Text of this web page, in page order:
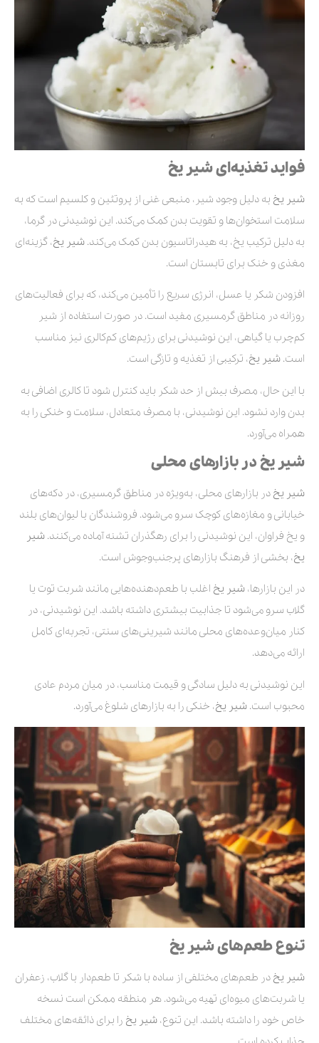
فواید تغذیه‌ای شیر یخ
شیر یخ به دلیل وجود شیر، منبعی غنی از پروتئین و کلسیم است که به
سلامت استخوان‌ها و تقویت بدن کمک می‌کند. این نوشیدنی در گرما،
به دلیل ترکیب یخ، به هیدراتاسیون بدن کمک می‌کند. شیر یخ، گزینه‌ای
مغذی و خنک برای تابستان است.
افزودن شکر یا عسل، انرژی سریع را تأمین می‌کند، که برای فعالیت‌های
روزانه در مناطق گرمسیری مفید است. در صورت استفاده از شیر
کم‌چرب یا گیاهی، این نوشیدنی برای رژیم‌های کم‌کالری نیز مناسب
است. شیر یخ، ترکیبی از تغذیه و تازگی است.
با این حال، مصرف بیش از حد شکر باید کنترل شود تا کالری اضافی به
بدن وارد نشود. این نوشیدنی، با مصرف متعادل، سلامت و خنکی را به
همراه می‌آورد.
شیر یخ در بازارهای محلی
شیر یخ در بازارهای محلی، به‌ویژه در مناطق گرمسیری، در دکه‌های
خیابانی و مغازه‌های کوچک سرو می‌شود. فروشندگان با لیوان‌های بلند
و یخ فراوان، این نوشیدنی را برای رهگذران تشنه آماده می‌کنند. شیر
یخ، بخشی از فرهنگ بازارهای پرجنب‌وجوش است.
در این بازارها، شیر یخ اغلب با طعم‌دهنده‌هایی مانند شربت توت یا
گلاب سرو می‌شود تا جذابیت بیشتری داشته باشد. این نوشیدنی، در
کنار میان‌وعده‌های محلی مانند شیرینی‌های سنتی، تجربه‌ای کامل
ارائه می‌دهد.
این نوشیدنی به دلیل سادگی و قیمت مناسب، در میان مردم عادی
محبوب است. شیر یخ، خنکی را به بازارهای شلوغ می‌آورد.
تنوع طعم‌های شیر یخ
شیر یخ در طعم‌های مختلفی از ساده با شکر تا طعم‌دار با گلاب، زعفران
یا شربت‌های میوه‌ای تهیه می‌شود. هر منطقه ممکن است نسخه
خاص خود را داشته باشد. این تنوع، شیر یخ را برای ذائقه‌های مختلف